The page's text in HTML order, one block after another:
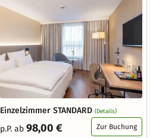
Einzelzimmer STANDARD (Details)
p.P. ab 98,00 € Zur Buchung